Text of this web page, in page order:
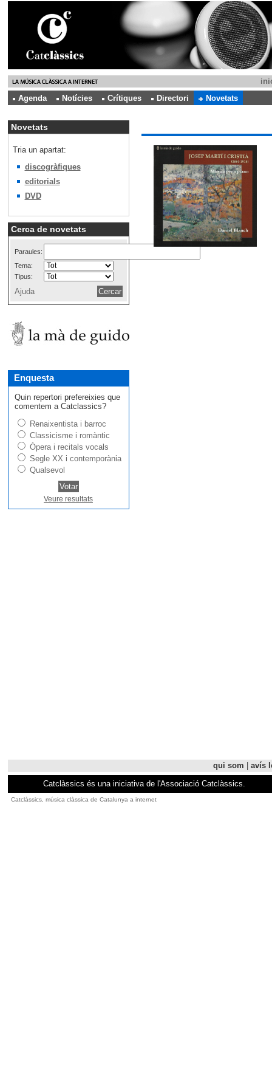
Agenda
Notícies Crítiques Directori Novetats
Novetats
Tria un apartat:
discogràfiques
editorials
DVD
Cerca de novetats
Paraules:
Tema:
Tipus:
Ajuda
Enquesta
Quin repertori prefereixies que
comentem a Catclassics?
Renaixentista i barroc
Classicisme i romàntic
Òpera i recitals vocals
Segle XX i contemporània
Qualsevol
Veure resultats
qui som | avís
Catclàssics és una iniciativa de l'Associació Catclàssics.
Catclàssics, música clàssica de Catalunya a internet